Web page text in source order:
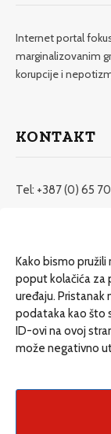
Kako bismo
poput kolačića za
uređaju.
podataka kao što
ID-ovi na ovoj
može negativno
Internet portal
marginalizovanim
korupcije i
KONTAKT
Tel: +387 (0) 65
Dosije
Drugi pišu
Društvo